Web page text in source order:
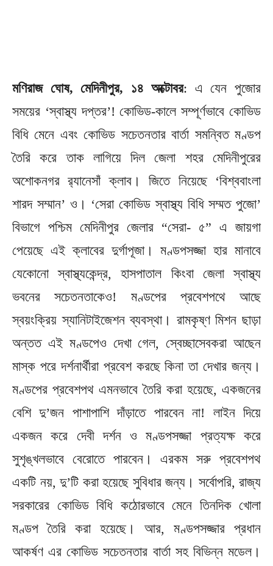
মণিরাজ ঘোষ, মেদিনীপুর, ১৪ অক্টোবর: এ যেন পুজোর
সময়ের ‘স্বাস্থ্য দপ্তর’! কোভিড-কালে সম্পূর্ণভাবে কোভিড
বিধি মেনে এবং কোভিড সচেতনতার বার্তা সমন্বিত মণ্ডপ
তৈরি করে তাক লাগিয়ে দিল জেলা শহর মেদিনীপুরের
অশোকনগর র‍্যানেসাঁ ক্লাব। জিতে নিয়েছে ‘বিশ্ববাংলা
শারদ সম্মান’ ও। ‘সেরা কোভিড স্বাস্থ্য বিধি সম্মত পুজো’
বিভাগে পশ্চিম মেদিনীপুর জেলার “সেরা- ৫” এ জায়গা
পেয়েছে এই ক্লাবের দুর্গাপূজা। মণ্ডপসজ্জা হার মানাবে
যেকোনো স্বাস্থ্যকেন্দ্র, হাসপাতাল কিংবা জেলা স্বাস্থ্য
ভবনের সচেতনতাকেও! মণ্ডপের প্রবেশপথে আছে
স্বয়ংক্রিয় স্যানিটাইজেশন ব্যবস্থা। রামকৃষ্ণ মিশন ছাড়া
অন্তত এই মণ্ডপেও দেখা গেল, স্বেচ্ছাসেবকরা আছেন
মাস্ক পরে দর্শনার্থীরা প্রবেশ করছে কিনা তা দেখার জন্য।
মণ্ডপের প্রবেশপথ এমনভাবে তৈরি করা হয়েছে, একজনের
বেশি দু’জন পাশাপাশি দাঁড়াতে পারবেন না! লাইন দিয়ে
একজন করে দেবী দর্শন ও মণ্ডপসজ্জা প্রত্যক্ষ করে
সুশৃঙ্খলভাবে বেরোতে পারবেন। এরকম সরু প্রবেশপথ
একটি নয়, দু’টি করা হয়েছে সুবিধার জন্য। সর্বোপরি, রাজ্য
সরকারের কোভিড বিধি কঠোরভাবে মেনে তিনদিক খোলা
মণ্ডপ তৈরি করা হয়েছে। আর, মণ্ডপসজ্জার প্রধান
আকর্ষণ এর কোভিড সচেতনতার বার্তা সহ বিভিন্ন মডেল।